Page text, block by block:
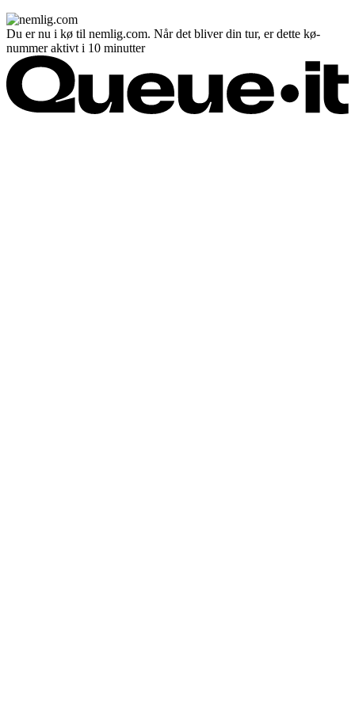
Du er nu i kø til nemlig.com. Når det bliver din tur, er dette kø-
nummer aktivt i 10 minutter